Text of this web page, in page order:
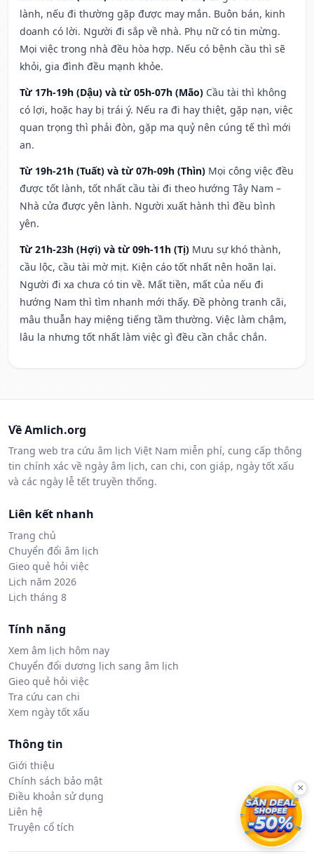
lành, nếu đi thường gặp được may mắn. Buôn bán, kinh
doanh có lời. Người đi sắp về nhà. Phụ nữ có tin mừng.
Mọi việc trong nhà đều hòa hợp. Nếu có bệnh cầu thì sẽ
khỏi, gia đình đều mạnh khỏe.
Từ 17h-19h (Dậu) và từ 05h-07h (Mão) Cầu tài thì không
có lợi, hoặc hay bị trái ý. Nếu ra đi hay thiệt, gặp nạn, việc
quan trọng thì phải đòn, gặp ma quỷ nên cúng tế thì mới
an.
Từ 19h-21h (Tuất) và từ 07h-09h (Thìn) Mọi công việc đều
được tốt lành, tốt nhất cầu tài đi theo hướng Tây Nam –
Nhà cửa được yên lành. Người xuất hành thì đều bình
yên.
Từ 21h-23h (Hợi) và từ 09h-11h (Tị) Mưu sự khó thành,
cầu lộc, cầu tài mờ mịt. Kiện cáo tốt nhất nên hoãn lại.
Người đi xa chưa có tin về. Mất tiền, mất của nếu đi
hướng Nam thì tìm nhanh mới thấy. Đề phòng tranh cãi,
mâu thuẫn hay miệng tiếng tầm thường. Việc làm chậm,
lâu la nhưng tốt nhất làm việc gì đều cần chắc chắn.
Về Amlich.org
Trang web tra cứu âm lịch Việt Nam miễn phí, cung cấp thông
tin chính xác về ngày âm lịch, can chi, con giáp, ngày tốt xấu
và các ngày lễ tết truyền thống.
Liên kết nhanh
Trang chủ
Chuyển đổi âm lịch
Gieo quẻ hỏi việc
Lịch năm 2026
Lịch tháng 8
Tính năng
Xem âm lịch hôm nay
Chuyển đổi dương lịch sang âm lịch
Gieo quẻ hỏi việc
Tra cứu can chi
Xem ngày tốt xấu
Thông tin
Giới thiệu
Chính sách bảo mật
Điều khoản sử dụng
Liên hệ
Truyện cổ tích
×